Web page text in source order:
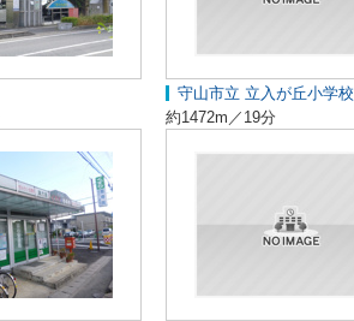
守山市立 立入が丘小学校
約1472m／19分